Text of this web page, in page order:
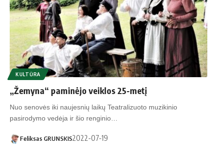
KULTŪRA
„Žemyna“ paminėjo veiklos 25-metį
Nuo senovės iki naujesnių laikų Teatralizuoto muzikinio
pasirodymo vedėja ir šio renginio…
Feliksas GRUNSKIS2022-07-19